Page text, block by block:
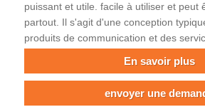
puissant et utile. facile à utiliser et peut
partout. Il s'agit d'une conception
produits de communication et des
En savoir plus
envoyer une